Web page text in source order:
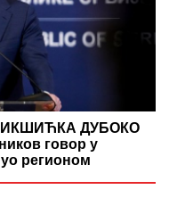
ДУБОКО
говор у
регионом